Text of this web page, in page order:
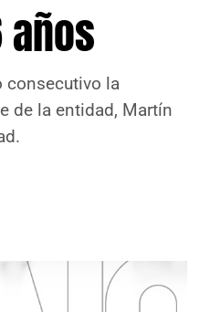
consecutivo la
de la entidad, Martín